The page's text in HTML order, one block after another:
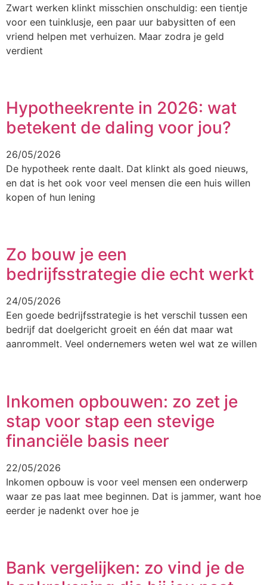
Zwart werken klinkt misschien onschuldig: een tientje
voor een tuinklusje, een paar uur babysitten of een
vriend helpen met verhuizen. Maar zodra je geld
verdient
Hypotheekrente in 2026: wat
betekent de daling voor jou?
26/05/2026
De hypotheek rente daalt. Dat klinkt als goed nieuws,
en dat is het ook voor veel mensen die een huis willen
kopen of hun lening
Zo bouw je een
bedrijfsstrategie die echt werkt
24/05/2026
Een goede bedrijfsstrategie is het verschil tussen een
bedrijf dat doelgericht groeit en één dat maar wat
aanrommelt. Veel ondernemers weten wel wat ze willen
Inkomen opbouwen: zo zet je
stap voor stap een stevige
financiële basis neer
22/05/2026
Inkomen opbouw is voor veel mensen een onderwerp
waar ze pas laat mee beginnen. Dat is jammer, want hoe
eerder je nadenkt over hoe je
Bank vergelijken: zo vind je de